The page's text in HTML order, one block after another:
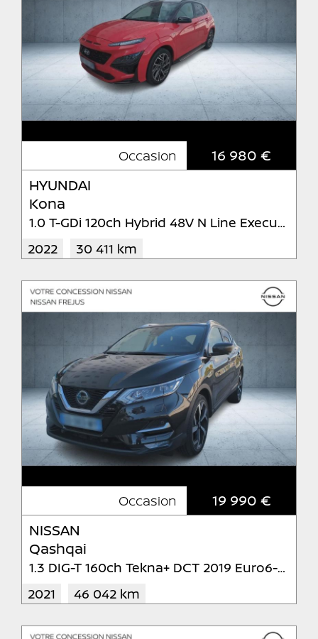
Occasion
16 980 €
HYUNDAI
Kona
1.0 T-GDi 120ch Hybrid 48V N Line Executive
2022
30 411 km
Occasion
19 990 €
NISSAN
Qashqai
1.3 DIG-T 160ch Tekna+ DCT 2019 Euro6-EVAP
2021
46 042 km